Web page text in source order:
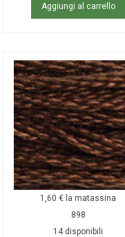
Aggiungi al carrello
1,60€ la matassina
898
14 disponibili